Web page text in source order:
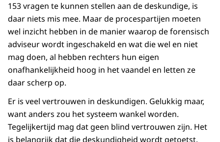
153 vragen te kunnen stellen aan de deskundige, is
daar niets mis mee. Maar de procespartijen moeten
wel inzicht hebben in de manier waarop de forensisch
adviseur wordt ingeschakeld en wat die wel en niet
mag doen, al hebben rechters hun eigen
onafhankelijkheid hoog in het vaandel en letten ze
daar scherp op.
Er is veel vertrouwen in deskundigen. Gelukkig maar,
want anders zou het systeem wankel worden.
Tegelijkertijd mag dat geen blind vertrouwen zijn. Het
is belangrijk dat die deskundigheid wordt getoetst.